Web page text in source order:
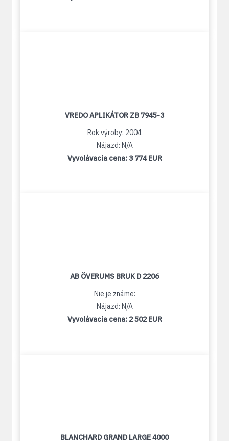
VREDO APLIKÁTOR ZB 7945-3
Rok výroby: 2004
Nájazd: N/A
Vyvolávacia cena: 3 774 EUR
AB ÖVERUMS BRUK D 2206
Nie je známe:
Nájazd: N/A
Vyvolávacia cena: 2 502 EUR
BLANCHARD GRAND LARGE 4000